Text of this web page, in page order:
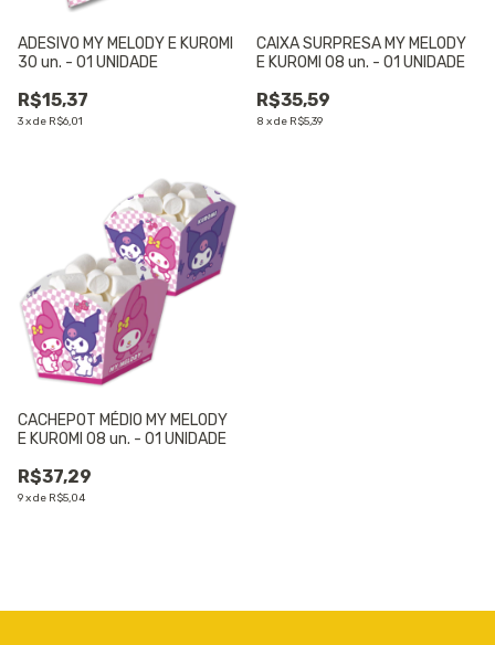
ADESIVO MY MELODY E KUROMI
30 un. - 01 UNIDADE
R$15,37
3xde R$6,01
CAIXA SURPRESA MY MELODY
E KUROMI 08 un. - 01 UNIDADE
R$35,59
8 xde R$5,39
CACHEPOT MÉDIO MY MELODY
E KUROMI 08 un. - 01 UNIDADE
R$37,29
9xde R$5,04